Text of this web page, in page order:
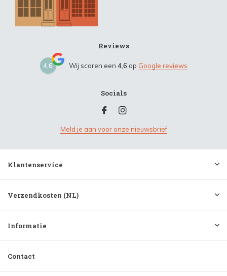
Reviews
4,6 Wij scoren een 4,6 op Google reviews
Socials
Meld je aan voor onze nieuwsbrief
Klantenservice
Verzendkosten (NL)
Informatie
Contact